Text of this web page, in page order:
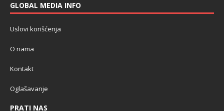
GLOBAL MEDIA INFO
Uslovi korišćenja
O nama
Kontakt
Oglašavanje
PRATI NAS